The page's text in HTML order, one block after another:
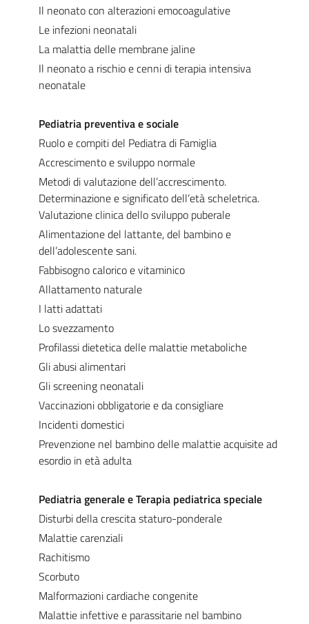
Il neonato con alterazioni emocoagulative
Le infezioni neonatali
La malattia delle membrane jaline
Il neonato a rischio e cenni di terapia intensiva
neonatale
Pediatria preventiva e sociale
Ruolo e compiti del Pediatra di Famiglia
Accrescimento e sviluppo normale
Metodi di valutazione dell’accrescimento.
Determinazione e significato dell’età scheletrica.
Valutazione clinica dello sviluppo puberale
Alimentazione del lattante, del bambino e
dell’adolescente sani.
Fabbisogno calorico e vitaminico
Allattamento naturale
I latti adattati
Lo svezzamento
Profilassi dietetica delle malattie metaboliche
Gli abusi alimentari
Gli screening neonatali
Vaccinazioni obbligatorie e da consigliare
Incidenti domestici
Prevenzione nel bambino delle malattie acquisite ad
esordio in età adulta
Pediatria generale e Terapia pediatrica speciale
Disturbi della crescita staturo-ponderale
Malattie carenziali
Rachitismo
Scorbuto
Malformazioni cardiache congenite
Malattie infettive e parassitarie nel bambino